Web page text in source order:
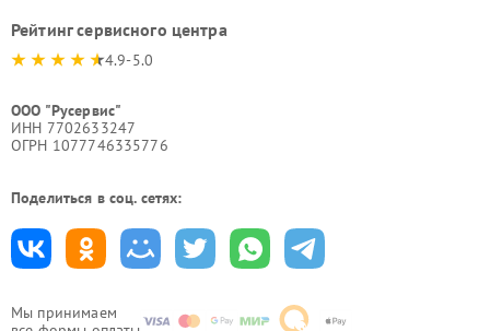
Мы принимаем
Рейтинг сервисного центра
4.9-5.0
ООО "Русервис"
ИНН 7702633247
ОГРН 1077746335776
Поделиться в соц. сетях: